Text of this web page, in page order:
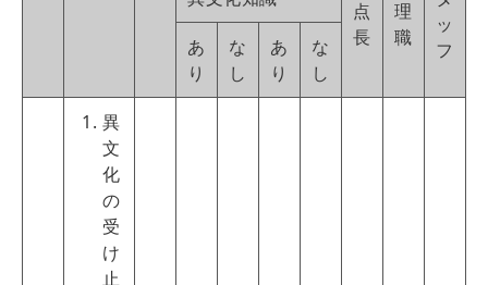
点
長
理
職
ッ
フ
あ
り
な
し
あ
り
な
し
異
文
化
の
受
け
止